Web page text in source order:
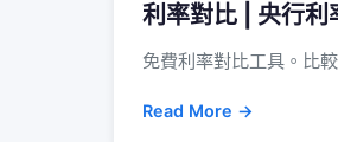
利率對比 | 央行利
免費利率對比工具。比
Read More →